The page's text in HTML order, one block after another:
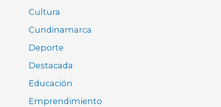
Cultura
Cundinamarca
Deporte
Destacada
Educación
Emprendimiento